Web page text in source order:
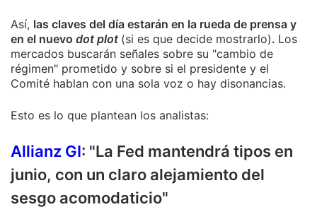
Así, las claves del día estarán en la rueda de prensa y
en el nuevo dot plot (si es que decide mostrarlo). Los
mercados buscarán señales sobre su "cambio de
régimen" prometido y sobre si el presidente y el
Comité hablan con una sola voz o hay disonancias.
Esto es lo que plantean los analistas:
Allianz GI: "La Fed mantendrá tipos en
junio, con un claro alejamiento del
sesgo acomodaticio"